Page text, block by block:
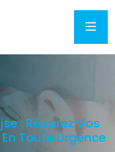
: Réparez Vos
Toute Urgence